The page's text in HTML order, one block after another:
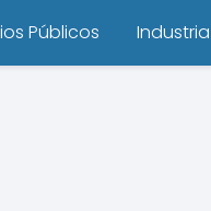
Públicos